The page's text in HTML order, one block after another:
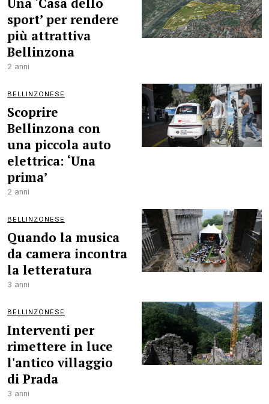
sport’ per rendere
più attrattiva
Bellinzona
2 anni
BELLINZONESE
Scoprire
Bellinzona con
una piccola auto
elettrica: ‘Una
prima’
2 anni
BELLINZONESE
Quando la musica
da camera incontra
la letteratura
3 anni
BELLINZONESE
Interventi per
rimettere in luce
l'antico villaggio
di Prada
3 anni